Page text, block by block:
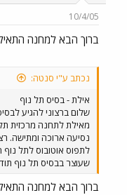
10/4/05
ברוך הבא למחנה
נכתב ע"י סנטה:
אילת - בסיס תל נוף
שלום ברצוני להגיע
נסיעה ארוכה ומתישה.
לתפוס אוטובוס לתל נוף
שעוצר בבסיס תל נוף
ברוך הבא למחנה